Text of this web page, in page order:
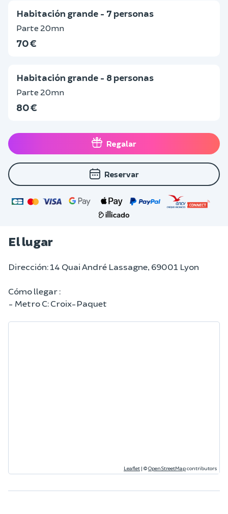
Habitación grande - 7 personas
Parte 20mn
70 €
Habitación grande - 8 personas
Parte 20mn
80 €
Regalar
Reservar
El lugar
Dirección: 14 Quai André Lassagne, 69001 Lyon
Cómo llegar :
- Metro C: Croix-Paquet
Leaflet | ©OpenStreetMapcontributors